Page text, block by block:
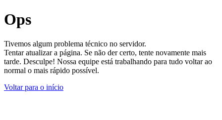
Ops
Tivemos algum problema técnico no servidor.
Tentar atualizar a página. Se não der certo, tente novamente mais
tarde. Desculpe! Nossa equipe está trabalhando para tudo voltar ao
normal o mais rápido possível.
Voltar para o início